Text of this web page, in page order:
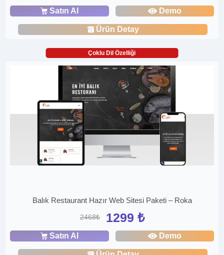
Satın Al Demo
Ürün Detay
Çoklu Dil Özelliği
Balık Restaurant Hazır Web Sitesi Paketi – Roka
2468₺ 1299 ₺
Satın Al Demo